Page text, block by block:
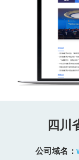
四川
公司域名：